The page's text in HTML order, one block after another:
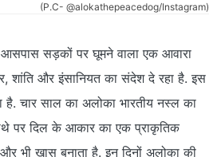
(P.C- @alokathepeacedog/Instagram)
आसपास सड़कों पर घूमने वाला एक आवारा
शांति और इंसानियत का संदेश दे रहा है. इस
चार साल का अलोका भारतीय नस्ल का
पर दिल के आकार का एक प्राकृतिक
भी खास बनाता है. इन दिनों अलोका की